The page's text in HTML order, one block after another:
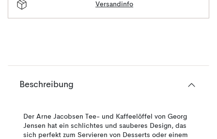
Versandinfo
Beschreibung
Der Arne Jacobsen Tee- und Kaffeelöffel von Georg
Jensen hat ein schlichtes und sauberes Design, das
sich perfekt zum Servieren von Desserts oder einem